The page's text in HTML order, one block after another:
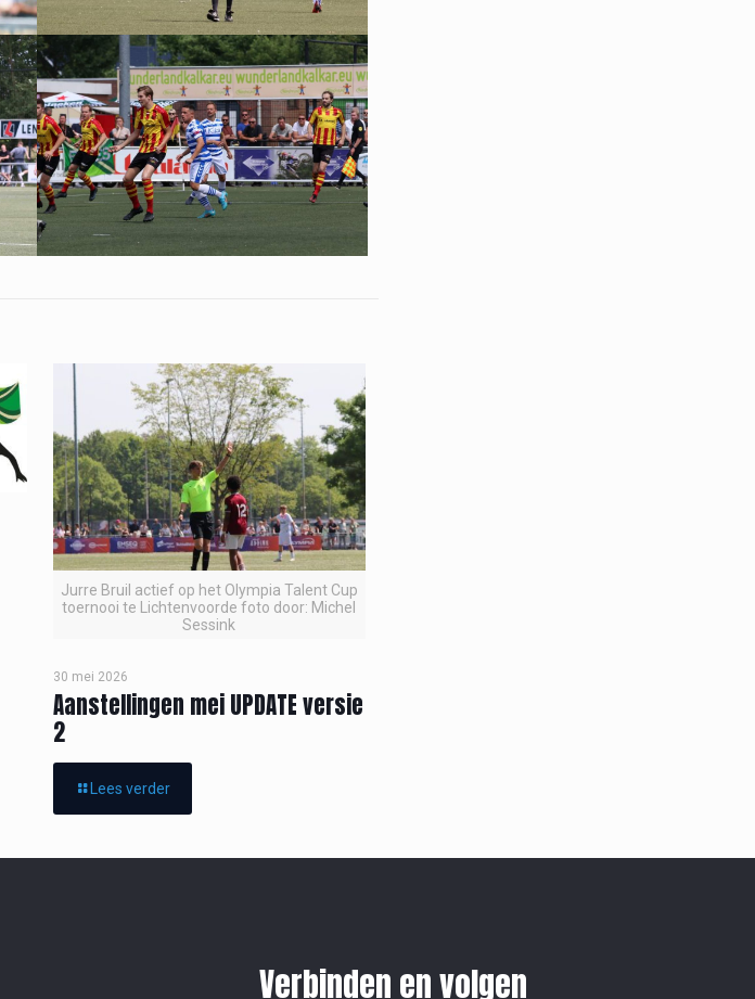
Jurre Bruil actief op het Olympia Talent Cup
toernooi te Lichtenvoorde foto door: Michel
Sessink
30 mei 2026
Aanstellingen mei UPDATE versie
2
Lees verder
Verbinden en volgen